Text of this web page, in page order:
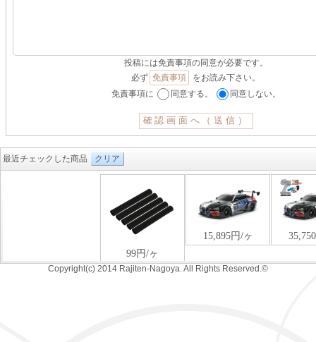
投稿には免責事項の同意が必要です。
必ず 免責事項
をお読み下さい。
免責事項に
同意する。 同意しない。
最近チェックした商品 クリア
Copyright(c) 2014 Rajiten-Nagoya. All Rights Reserved.©